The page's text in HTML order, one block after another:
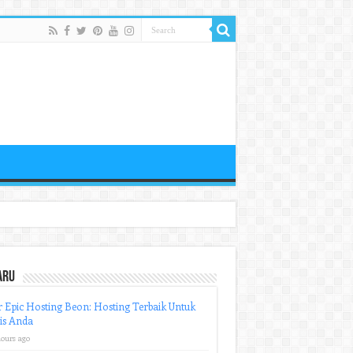
Epic Hosting Beon: Hosting Terbaik Untuk
Anda
ago